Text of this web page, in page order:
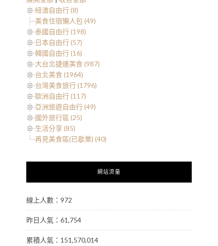
紐澳自由行 (8)
美食住宿懶人包 (49)
泰國自由行 (198)
日本自由行 (57)
韓國自由行 (16)
大台北捷運美食 (987)
台北美食 (1964)
台灣美食旅行 (1796)
歐洲自由行 (117)
亞洲旅遊自由行 (49)
國外旅行區 (25)
生活分享 (85)
再見美食區(已歇業) (40)
網站流量
線上人數：972
昨日人氣：61,754
累積人氣：151,570,014